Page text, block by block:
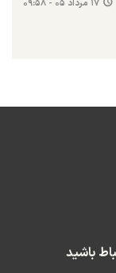
۱۷ مرداد ۰۵ - ۰۹:۵۸
باشید